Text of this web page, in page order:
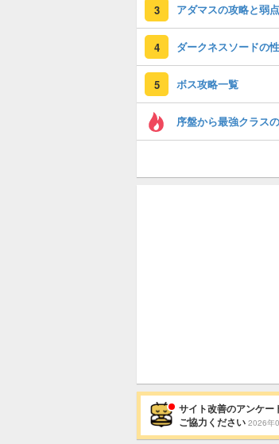
3 アダマスの攻略と弱
4 ダークネスソードの
5 ボス攻略一覧
サイト改善のアンケー
ご協力ください 2026年